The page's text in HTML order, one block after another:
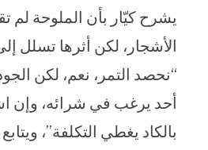
يشرح كيّار بأن الملوحة لم
الأشجار، لكن أثرها تسلل
“نحصد التمر، نعم، لكن
أحد يرغب في شرائه، وإن
بالكاد يغطي التكلفة”،